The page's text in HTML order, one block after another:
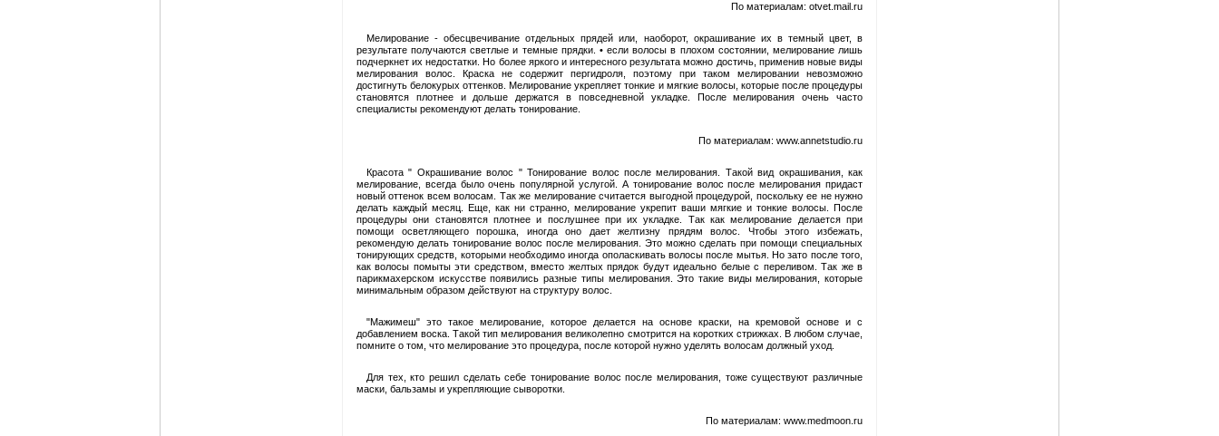
По материалам: otvet.mail.ru
Мелирование - обесцвечивание отдельных прядей или, наоборот, окрашивание их в темный цвет, в
результате получаются светлые и темные прядки. • если волосы в плохом состоянии, мелирование лишь
подчеркнет их недостатки. Но более яркого и интересного результата можно достичь, применив новые виды
мелирования волос. Краска не содержит пергидроля, поэтому при таком мелировании невозможно
достигнуть белокурых оттенков. Мелирование укрепляет тонкие и мягкие волосы, которые после процедуры
становятся плотнее и дольше держатся в повседневной укладке. После мелирования очень часто
специалисты рекомендуют делать тонирование.
По материалам: www.annetstudio.ru
Красота " Окрашивание волос " Тонирование волос после мелирования. Такой вид окрашивания, как
мелирование, всегда было очень популярной услугой. А тонирование волос после мелирования придаст
новый оттенок всем волосам. Так же мелирование считается выгодной процедурой, поскольку ее не нужно
делать каждый месяц. Еще, как ни странно, мелирование укрепит ваши мягкие и тонкие волосы. После
процедуры они становятся плотнее и послушнее при их укладке. Так как мелирование делается при
помощи осветляющего порошка, иногда оно дает желтизну прядям волос. Чтобы этого избежать,
рекомендую делать тонирование волос после мелирования. Это можно сделать при помощи специальных
тонирующих средств, которыми необходимо иногда ополаскивать волосы после мытья. Но зато после того,
как волосы помыты эти средством, вместо желтых прядок будут идеально белые с переливом. Так же в
парикмахерском искусстве появились разные типы мелирования. Это такие виды мелирования, которые
минимальным образом действуют на структуру волос.
"Мажимеш" это такое мелирование, которое делается на основе краски, на кремовой основе и с
добавлением воска. Такой тип мелирования великолепно смотрится на коротких стрижках. В любом случае,
помните о том, что мелирование это процедура, после которой нужно уделять волосам должный уход.
Для тех, кто решил сделать себе тонирование волос после мелирования, тоже существуют различные
маски, бальзамы и укрепляющие сыворотки.
По материалам: www.medmoon.ru